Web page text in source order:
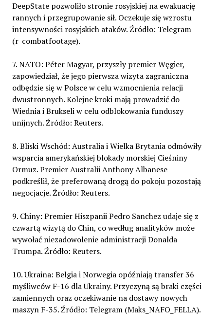
DeepState pozwoliło stronie rosyjskiej na ewakuację
rannych i przegrupowanie sił. Oczekuje się wzrostu
intensywności rosyjskich ataków. Źródło: Telegram
(r_combatfootage).
7. NATO: Péter Magyar, przyszły premier Węgier,
zapowiedział, że jego pierwsza wizyta zagraniczna
odbędzie się w Polsce w celu wzmocnienia relacji
dwustronnych. Kolejne kroki mają prowadzić do
Wiednia i Brukseli w celu odblokowania funduszy
unijnych. Źródło: Reuters.
8. Bliski Wschód: Australia i Wielka Brytania odmówiły
wsparcia amerykańskiej blokady morskiej Cieśniny
Ormuz. Premier Australii Anthony Albanese
podkreślił, że preferowaną drogą do pokoju pozostają
negocjacje. Źródło: Reuters.
9. Chiny: Premier Hiszpanii Pedro Sanchez udaje się z
czwartą wizytą do Chin, co według analityków może
wywołać niezadowolenie administracji Donalda
Trumpa. Źródło: Reuters.
10. Ukraina: Belgia i Norwegia opóźniają transfer 36
myśliwców F-16 dla Ukrainy. Przyczyną są braki części
zamiennych oraz oczekiwanie na dostawy nowych
maszyn F-35. Źródło: Telegram (Maks_NAFO_FELLA).